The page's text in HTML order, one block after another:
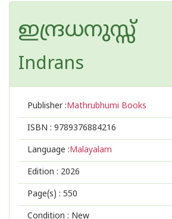
ഇന്ദ്രധനുസ്സ്‌
Indrans
Publisher :Mathrubhumi Books
ISBN : 9789376884216
Language :Malayalam
Edition : 2026
Page(s) : 550
Condition : New